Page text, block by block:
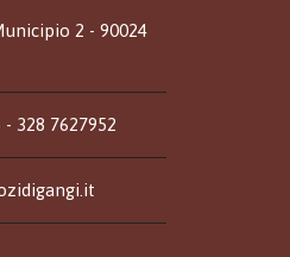
2 - 90024
- 328 7627952